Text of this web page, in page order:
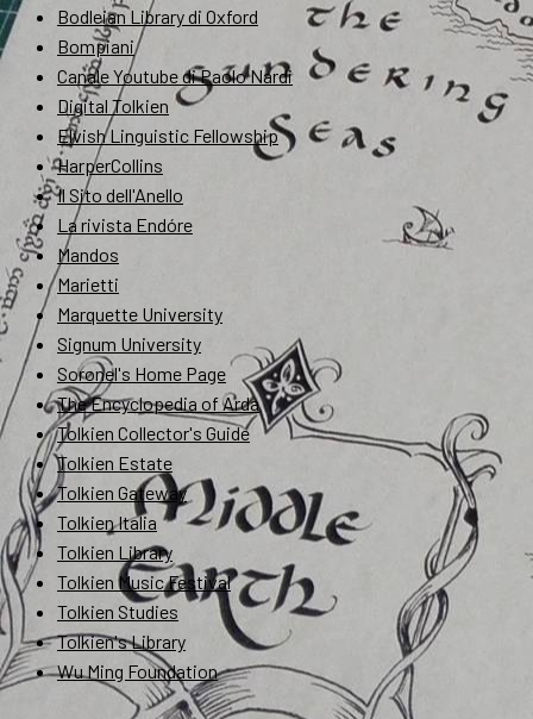
Bodleian Library di Oxford
Bompiani
Canale Youtube di Paolo Nardi
Digital Tolkien
Elvish Linguistic Fellowship
HarperCollins
Il Sito dell'Anello
La rivista Endóre
Mandos
Marietti
Marquette University
Signum University
Soronel's Home Page
The Encyclopedia of Arda
Tolkien Collector's Guide
Tolkien Estate
Tolkien Gateway
Tolkien Italia
Tolkien Library
Tolkien Music Festival
Tolkien Studies
Tolkien's Library
Wu Ming Foundation